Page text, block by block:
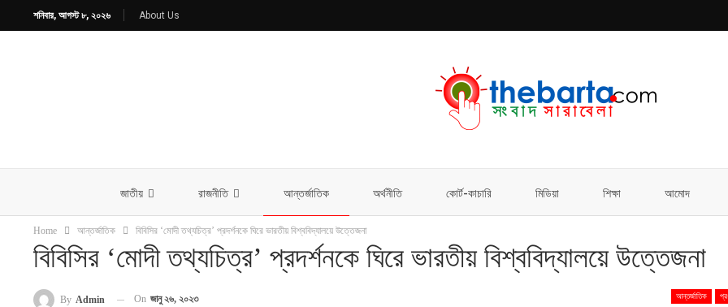
শনিবার, আগস্ট ৮, ২০২৬ About Us
জাতীয় রাজনীতি আন্তর্জাতিক অর্থনীতি কোর্ট-কাচারি মিডিয়া শিক্ষা আমোদ
Home আন্তর্জাতিক বিবিসির ‘মোদী তথ্যচিত্র’ প্রদর্শনকে ঘিরে ভারতীয় বিশ্ববিদ্যালয়ে উত্তেজনা
বিবিসির ‘মোদী তথ্যচিত্র’ প্রদর্শনকে ঘিরে ভারতীয় বিশ্ববিদ্যালয়ে উত্তেজনা
আন্তর্জাতিক
By Admin On জানু ২৬, ২০২৩